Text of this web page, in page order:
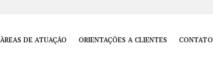
ÀREAS DE ATUAÇÃO ORIENTAÇÕES A CLIENTES CONTATO